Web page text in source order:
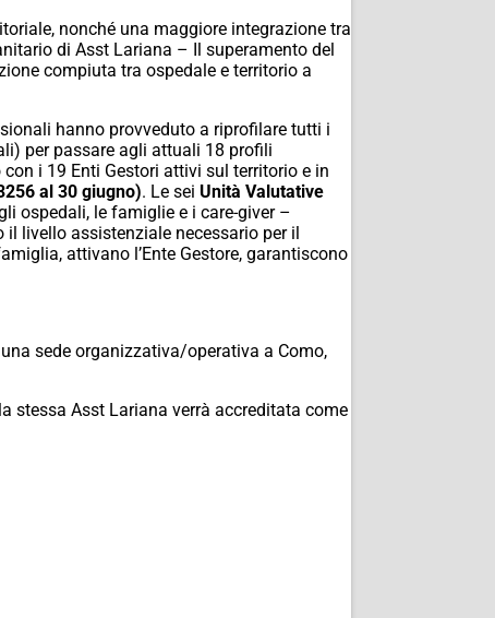
nonché una maggiore integrazione tra
di Asst Lariana – Il superamento del
compiuta tra ospedale e territorio a
hanno provveduto a riprofilare tutti i
per passare agli attuali 18 profili
i 19 Enti Gestori attivi sul territorio e in
al 30 giugno). Le sei Unità Valutative
ospedali, le famiglie e i care-giver –
livello assistenziale necessario per il
attivano l’Ente Gestore, garantiscono
sede organizzativa/operativa a Como,
stessa Asst Lariana verrà accreditata come